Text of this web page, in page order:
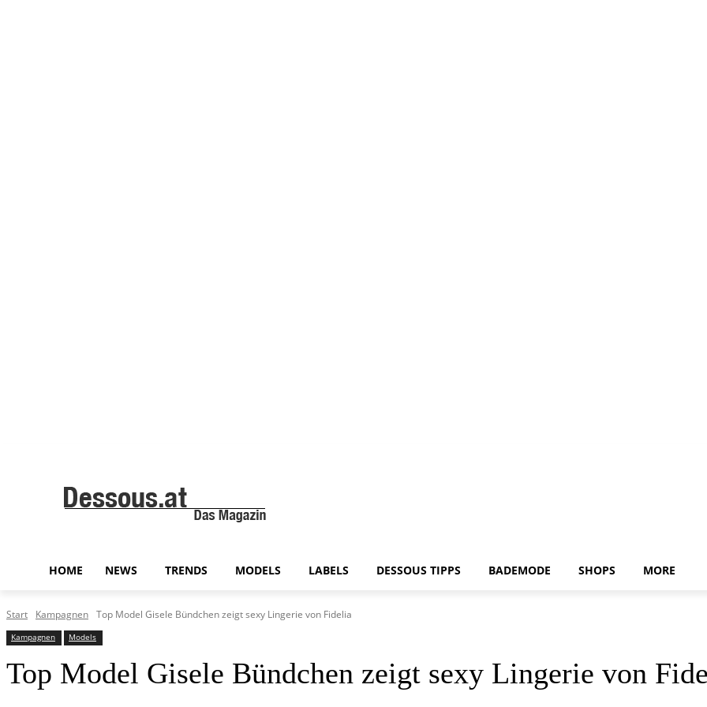
HOME NEWS TRENDS MODELS LABELS DESSOUS TIPPS BADEMODE SHOPS MORE
Start Kampagnen Top Model Gisele Bündchen zeigt sexy Lingerie von Fidelia
Kampagnen Models
Top Model Gisele Bündchen zeigt sexy Lingerie von